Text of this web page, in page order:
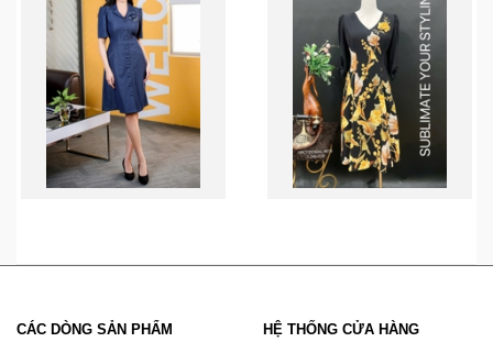
CÁC DÒNG SẢN PHẨM HỆ THỐNG CỬA HÀNG